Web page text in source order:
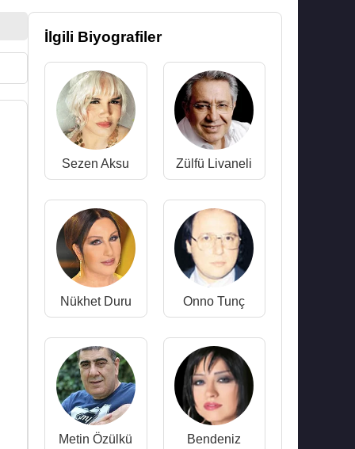
İlgili Biyografiler
Sezen Aksu Zülfü Livaneli
Nükhet Duru Onno Tunç
Metin Özülkü Bendeniz